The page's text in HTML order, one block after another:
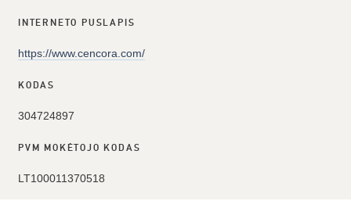
INTERNETO PUSLAPIS
https://www.cencora.com/
KODAS
304724897
PVM MOKĖTOJO KODAS
LT100011370518